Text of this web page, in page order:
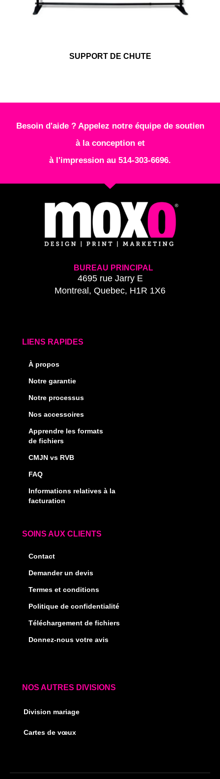
SUPPORT DE CHUTE
Besoin d'aide ? Appelez notre équipe de soutien
à la conception et
à l'impression au 514-303-6696.
BUREAU PRINCIPAL
4695 rue Jarry E
Montreal, Quebec, H1R 1X6
LIENS RAPIDES
À propos
Notre garantie
Notre processus
Nos accessoires
Apprendre les formats
de fichiers
CMJN vs RVB
FAQ
Informations relatives à la
facturation
SOINS AUX CLIENTS
Contact
Demander un devis
Termes et conditions
Politique de confidentialité
Téléchargement de fichiers
Donnez-nous votre avis
NOS AUTRES DIVISIONS
Division mariage
Cartes de vœux